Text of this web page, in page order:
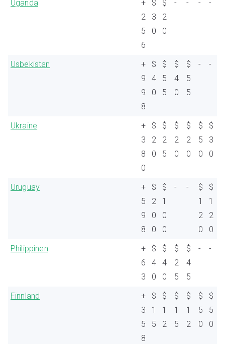
Uganda
+
2
5
6
$
3
0
$
2
0
- - - -
Usbekistan
+
9
9
8
$
4
0
$
5
5
$
4
0
$
5
5
- -
Ukraine
+
3
8
0
$
2
0
$
2
5
$
2
0
$
2
0
$
5
0
$
3
0
Uruguay
+
5
9
8
$
2
0
0
$
1
0
0
- -
$
1
2
0
$
1
2
0
Philippinen
+
6
3
$
4
0
$
4
0
$
2
5
$
4
5
- -
Finnland
+
3
5
8
$
1
5
$
1
2
$
1
5
$
1
2
$
5
0
$
5
0